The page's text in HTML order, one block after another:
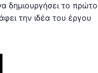
δημιουργήσει το πρώτο
την ιδέα του έργου